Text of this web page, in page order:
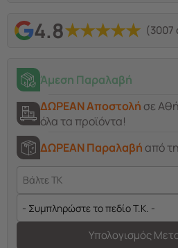
4.8★★★★★ (3007
Άμεση Παραλαβή
ΔΩΡΕΑΝ Αποστολή σε
όλα τα προϊόντα!
ΔΩΡΕΑΝ Παραλαβή από
Υπολογισμός